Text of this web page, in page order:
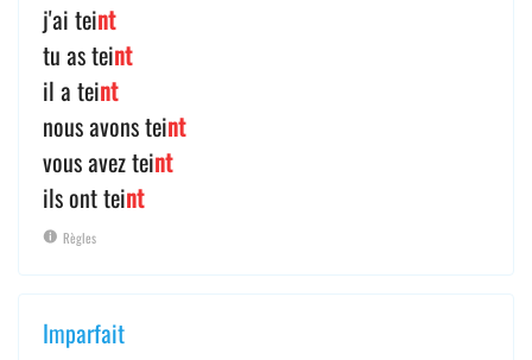
j'ai teint
tu as teint
il a teint
nous avons teint
vous avez teint
ils ont teint
Règles
Imparfait